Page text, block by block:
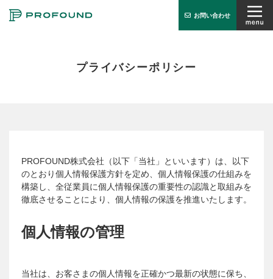
会社概要
実績紹介
お問い合わせ
お問い合わせ
プライバシーポリシー
PROFOUND株式会社（以下「当社」といいます）は、以下
のとおり個人情報保護方針を定め、個人情報保護の仕組みを
構築し、全従業員に個人情報保護の重要性の認識と取組みを
徹底させることにより、個人情報の保護を推進いたします。
個人情報の管理
当社は、お客さまの個人情報を正確かつ最新の状態に保ち、